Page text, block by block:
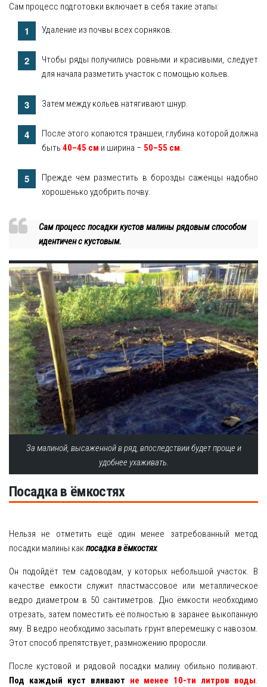
Сам процесс подготовки включает в себя такие этапы:
Удаление из почвы всех сорняков.
Чтобы ряды получились ровными и красивыми, следует
для начала разметить участок с помощью кольев.
Затем между кольев натягивают шнур.
После этого копаются траншеи, глубина которой должна
быть 40–45 см и ширина – 50–55 см.
Прежде чем разместить в борозды саженцы надобно
хорошенько удобрить почву.
Сам процесс посадки кустов малины рядовым способом
идентичен с кустовым.
За малиной, высаженной в ряд, впоследствии будет проще и
удобнее ухаживать.
Посадка в ёмкостях
Нельзя не отметить ещё один менее затребованный метод
посадки малины какпосадка в ёмкостях.
Он подойдёт тем садоводам, у которых небольшой участок. В
качестве емкости служит пластмассовое или металлическое
ведро диаметром в 50 сантиметров. Дно ёмкости необходимо
отрезать, затем поместить её полностью в заранее выкопанную
яму. В ведро необходимо засыпать грунт вперемешку с навозом.
Этот способ препятствует, размножению проросли.
После кустовой и рядовой посадки малину обильно поливают.
Под каждый куст вливают не менее 10-ти литров воды.